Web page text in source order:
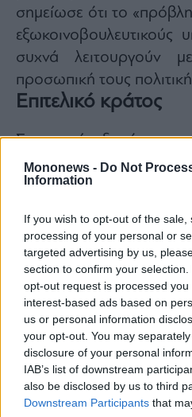
Mononews - Do Not
Information
If you wish to opt-out of the
processing of your personal or
targeted advertising by us,
section to confirm your
opt-out request is processed
interest-based ads based on
us or personal information
your opt-out. You may
disclosure of your personal
IAB’s list of downstream
also be disclosed by us to third
Downstream Participants that
σημείωσε ότι το
εξωκοινοβουλευτικούς
συχνά λειτουργούν
προσωπική τους
Επιτελικό κράτος
Στον αντίποδα όμως
που στήριξαν τον
έμμεσα. Ο Μάκης
απέναντι στον υπουργό
φορά είπε πώς «το
διαδικασία
προγραμματισμός,
κυβερνητικού έργου,
βουλευτή».
Ακόμα ο Δημήτρης
παρελθόν είχε
Σκέρτσο ανέφερε «εγώ